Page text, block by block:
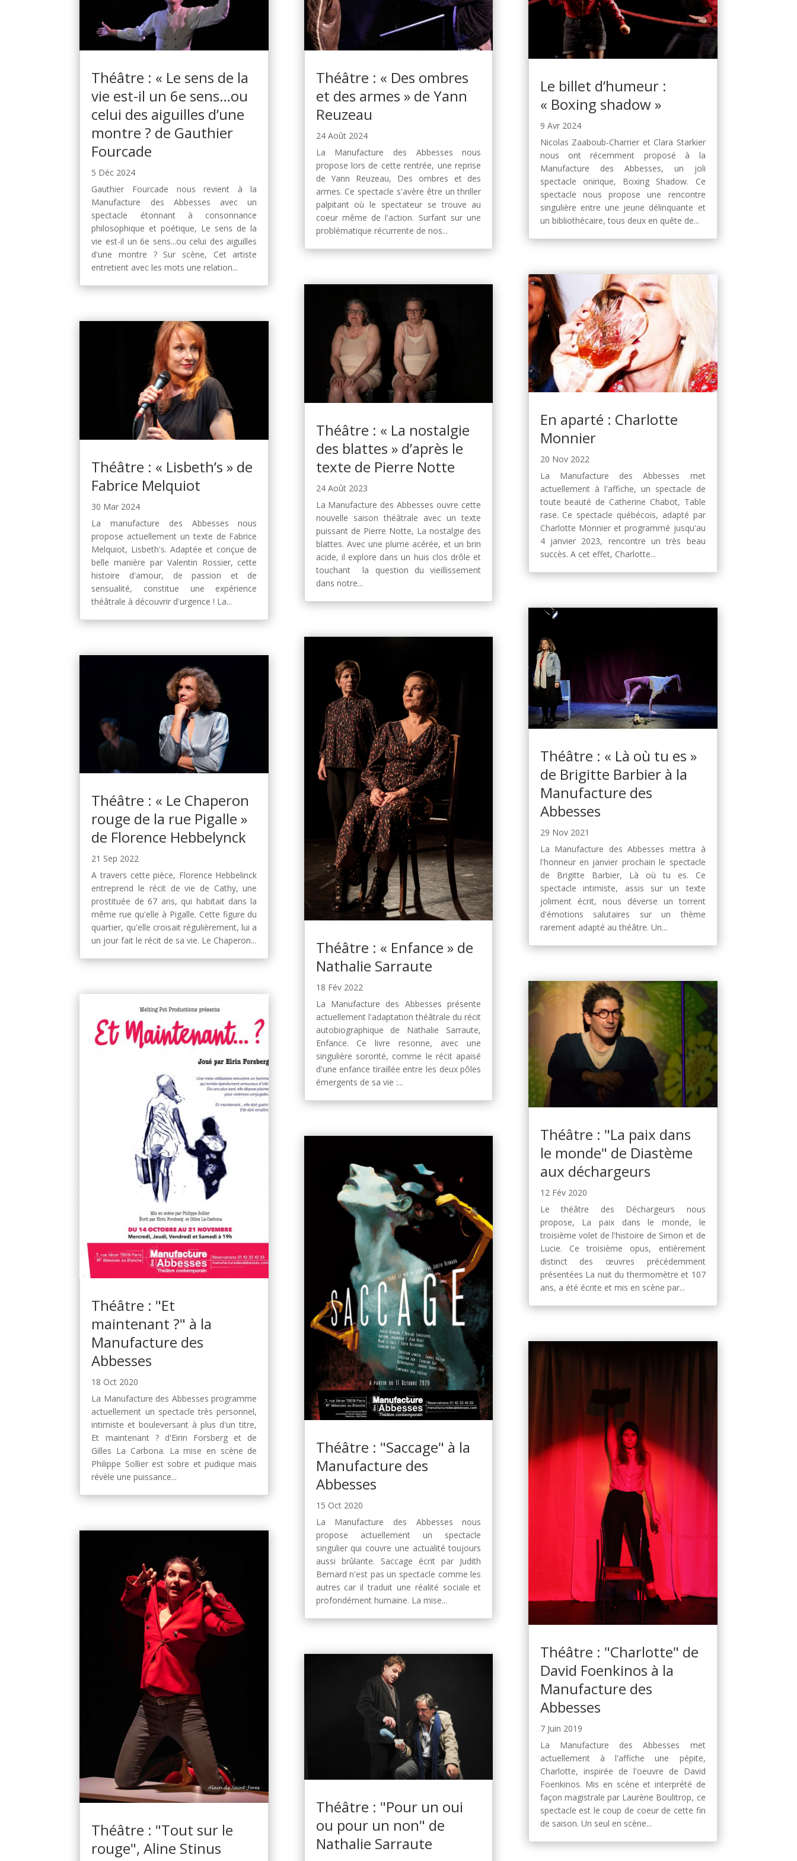
Théâtre : « Le sens de la
vie est-il un 6e sens…ou
celui des aiguilles d’une
montre ? de Gauthier
Fourcade
5 Déc 2024
Gauthier Fourcade nous revient à la
Manufacture des Abbesses avec un
spectacle étonnant à consonnance
philosophique et poétique, Le sens de la
vie est-il un 6e sens...ou celui des aiguilles
d'une montre ? Sur scène, Cet artiste
entretient avec les mots une relation...
Théâtre : « Lisbeth’s » de
Fabrice Melquiot
30 Mar 2024
La manufacture des Abbesses nous
propose actuellement un texte de Fabrice
Melquiot, Lisbeth's. Adaptée et conçue de
belle manière par Valentin Rossier, cette
histoire d'amour, de passion et de
sensualité, constitue une expérience
théâtrale à découvrir d'urgence ! La...
Théâtre : « Le Chaperon
rouge de la rue Pigalle »
de Florence Hebbelynck
21 Sep 2022
A travers cette pièce, Florence Hebbelinck
entreprend le récit de vie de Cathy, une
prostituée de 67 ans, qui habitait dans la
même rue qu'elle à Pigalle. Cette figure du
quartier, qu'elle croisait régulièrement, lui a
un jour fait le récit de sa vie. Le Chaperon...
Théâtre : "Et
maintenant ?" à la
Manufacture des
Abbesses
18 Oct 2020
La Manufacture des Abbesses programme
actuellement un spectacle très personnel,
intimiste et bouleversant à plus d'un titre,
Et maintenant ? d'Eirin Forsberg et de
Gilles La Carbona. La mise en scène de
Philippe Sollier est sobre et pudique mais
révèle une puissance...
Théâtre : "Tout sur le
rouge", Aline Stinus
Théâtre : « Des ombres
et des armes » de Yann
Reuzeau
24 Août 2024
La Manufacture des Abbesses nous
propose lors de cette rentrée, une reprise
de Yann Reuzeau, Des ombres et des
armes. Ce spectacle s'avère être un thriller
palpitant où le spectateur se trouve au
coeur même de l'action. Surfant sur une
problématique récurrente de nos...
Théâtre : « La nostalgie
des blattes » d’après le
texte de Pierre Notte
24 Août 2023
La Manufacture des Abbesses ouvre cette
nouvelle saison théâtrale avec un texte
puissant de Pierre Notte, La nostalgie des
blattes. Avec une plume acérée, et un brin
acide, il explore dans un huis clos drôle et
touchant la question du vieillissement
dans notre...
Théâtre : « Enfance » de
Nathalie Sarraute
18 Fév 2022
La Manufacture des Abbesses présente
actuellement l'adaptation théâtrale du récit
autobiographique de Nathalie Sarraute,
Enfance. Ce livre resonne, avec une
singulière sororité, comme le récit apaisé
d'une enfance tiraillée entre les deux pôles
émergents de sa vie :...
Théâtre : "Saccage" à la
Manufacture des
Abbesses
15 Oct 2020
La Manufacture des Abbesses nous
propose actuellement un spectacle
singulier qui couvre une actualité toujours
aussi brûlante. Saccage écrit par Judith
Bernard n'est pas un spectacle comme les
autres car il traduit une réalité sociale et
profondément humaine. La mise...
Théâtre : "Pour un oui
ou pour un non" de
Nathalie Sarraute
Le billet d’humeur :
« Boxing shadow »
9 Avr 2024
Nicolas Zaaboub-Charrier et Clara Starkier
nous ont récemment proposé à la
Manufacture des Abbesses, un joli
spectacle onirique, Boxing Shadow. Ce
spectacle nous propose une rencontre
singulière entre une jeune délinquante et
un bibliothécaire, tous deux en quête de...
En aparté : Charlotte
Monnier
20 Nov 2022
La Manufacture des Abbesses met
actuellement à l'affiche, un spectacle de
toute beauté de Catherine Chabot, Table
rase. Ce spectacle québécois, adapté par
Charlotte Monnier et programmé jusqu'au
4 janvier 2023, rencontre un très beau
succès. A cet effet, Charlotte...
Théâtre : « Là où tu es »
de Brigitte Barbier à la
Manufacture des
Abbesses
29 Nov 2021
La Manufacture des Abbesses mettra à
l'honneur en janvier prochain le spectacle
de Brigitte Barbier, Là où tu es. Ce
spectacle intimiste, assis sur un texte
joliment écrit, nous déverse un torrent
d'émotions salutaires sur un thème
rarement adapté au théâtre. Un...
Théâtre : "La paix dans
le monde" de Diastème
aux déchargeurs
12 Fév 2020
Le théâtre des Déchargeurs nous
propose, La paix dans le monde, le
troisième volet de l'histoire de Simon et de
Lucie. Ce troisième opus, entièrement
distinct des œuvres précédemment
présentées La nuit du thermomètre et 107
ans, a été écrite et mis en scène par...
Théâtre : "Charlotte" de
David Foenkinos à la
Manufacture des
Abbesses
7 Juin 2019
La Manufacture des Abbesses met
actuellement à l'affiche une pépite,
Charlotte, inspirée de l'oeuvre de David
Foenkinos. Mis en scène et interprété de
façon magistrale par Laurène Boulitrop, ce
spectacle est le coup de coeur de cette fin
de saison. Un seul en scène...